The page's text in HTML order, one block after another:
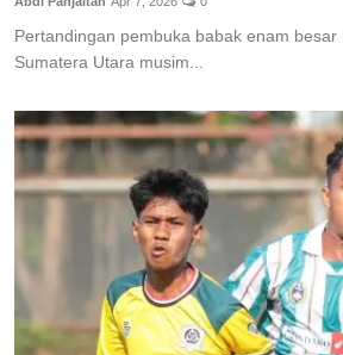
Pertandingan pembuka babak enam
Sumatera Utara musim...